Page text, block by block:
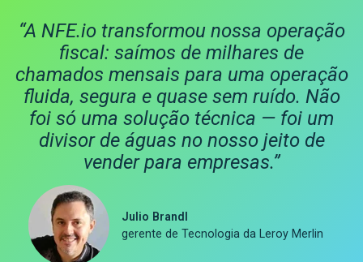
“A NFE.io transformou nossa operação
fiscal: saímos de milhares de
chamados mensais para uma operação
fluida, segura e quase sem ruído. Não
foi só uma solução técnica — foi um
divisor de águas no nosso jeito de
vender para empresas.”
Julio Brandl
gerente de Tecnologia da Leroy Merlin